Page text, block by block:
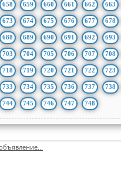
658 659 660 661 662 663
673 674 675 676 677 678
688 689 690 691 692 693
703 704 705 706 707 708
718 719 720 721 722 723
733 734 735 736 737 738
744 745 746 747 748